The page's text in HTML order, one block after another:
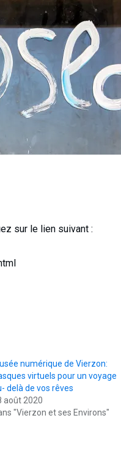
sur le lien suivant :
numérique de Vierzon:
virtuels pour un voyage
delà de vos rêves
août 2020
"Vierzon et ses Environs"